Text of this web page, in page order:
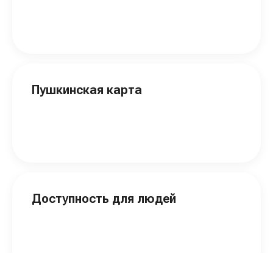
Пушкинская карта
Доступность для людей